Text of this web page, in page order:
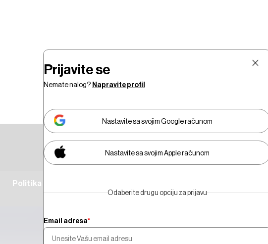
Politika
Adria
Prijavite se
Nemate nalog? Napravite profil
Nastavite sa svojim Google računom
Nastavite sa svojim Apple računom
Odaberite drugu opciju za prijavu
Email adresa*